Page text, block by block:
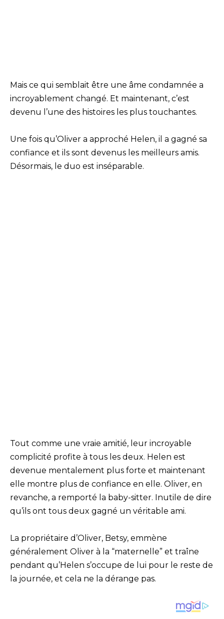
Mais ce qui semblait être une âme condamnée a
incroyablement changé. Et maintenant, c’est
devenu l’une des histoires les plus touchantes.
Une fois qu’Oliver a approché Helen, il a gagné sa
confiance et ils sont devenus les meilleurs amis.
Désormais, le duo est inséparable.
Tout comme une vraie amitié, leur incroyable
complicité profite à tous les deux. Helen est
devenue mentalement plus forte et maintenant
elle montre plus de confiance en elle. Oliver, en
revanche, a remporté la baby-sitter. Inutile de dire
qu’ils ont tous deux gagné un véritable ami.
La propriétaire d’Oliver, Betsy, emmène
généralement Oliver à la “maternelle” et traîne
pendant qu’Helen s’occupe de lui pour le reste de
la journée, et cela ne la dérange pas.